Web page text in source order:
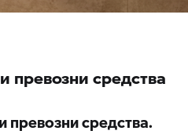
превозни средства
средства.